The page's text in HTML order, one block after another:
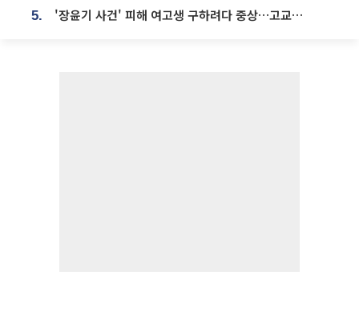
5. '장윤기 사건' 피해 여고생 구하려다 중상…고교생 의상자 지정